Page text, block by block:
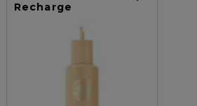
Recharge